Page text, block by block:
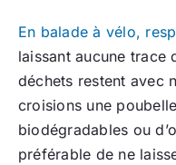
En balade à vélo,
laissant aucune trace
déchets restent avec
croisions une
biodégradables ou
préférable de ne